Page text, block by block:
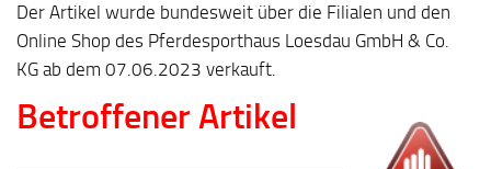
Der Artikel wurde bundesweit über die Filialen und den
Online Shop des Pferdesporthaus Loesdau GmbH & Co.
KG ab dem 07.06.2023 verkauft.
Betroffener Artikel